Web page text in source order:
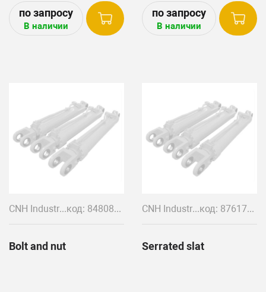
2366 2377 2388 2577 2588
AF4077 AF4088
В наличии В наличии
CNH Industrial код: 848084+848083
Bolt and nut
CNH Industrial код: 87617004
Serrated slat